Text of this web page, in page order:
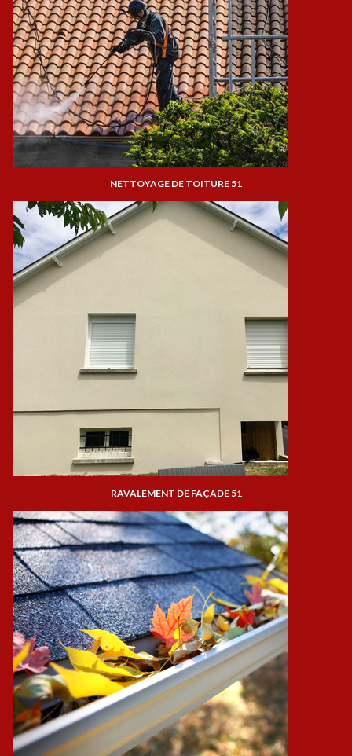
NETTOYAGE DE TOITURE 51
RAVALEMENT DE FAÇADE 51